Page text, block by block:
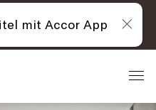
mit Accor App